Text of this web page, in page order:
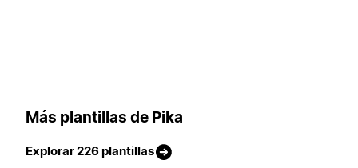
Más plantillas de Pika
Explorar 226 plantillas